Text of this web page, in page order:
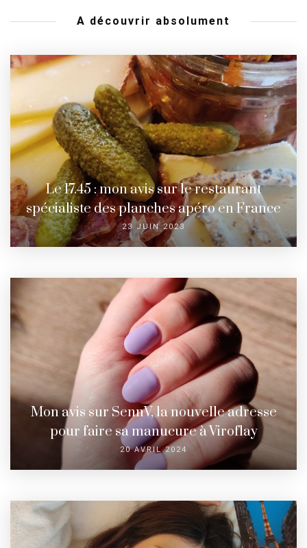
A découvrir absolument
Le 17.45 : mon avis sur le restaurant
spécialiste des planches apéro en France
23 JUIN 2023
Mon avis sur SennV, la nouvelle adresse
pour faire sa manucure à Viroflay
20 AVRIL 2024